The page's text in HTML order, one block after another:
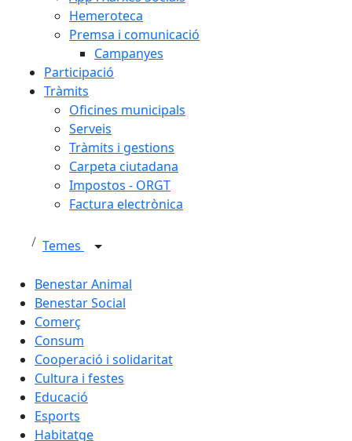
Hemeroteca
Premsa i comunicació
Campanyes
Participació
Tràmits
Oficines municipals
Serveis
Tràmits i gestions
Carpeta ciutadana
Impostos - ORGT
Factura electrònica
Temes
Benestar Animal
Benestar Social
Comerç
Consum
Cooperació i solidaritat
Cultura i festes
Educació
Esports
Habitatge